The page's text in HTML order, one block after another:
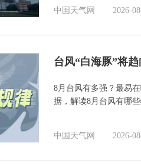
中国天气网
2026-
台风“白海豚”将
8月台风有多强？最易
据，解读8月台风有哪
中国天气网 2026-